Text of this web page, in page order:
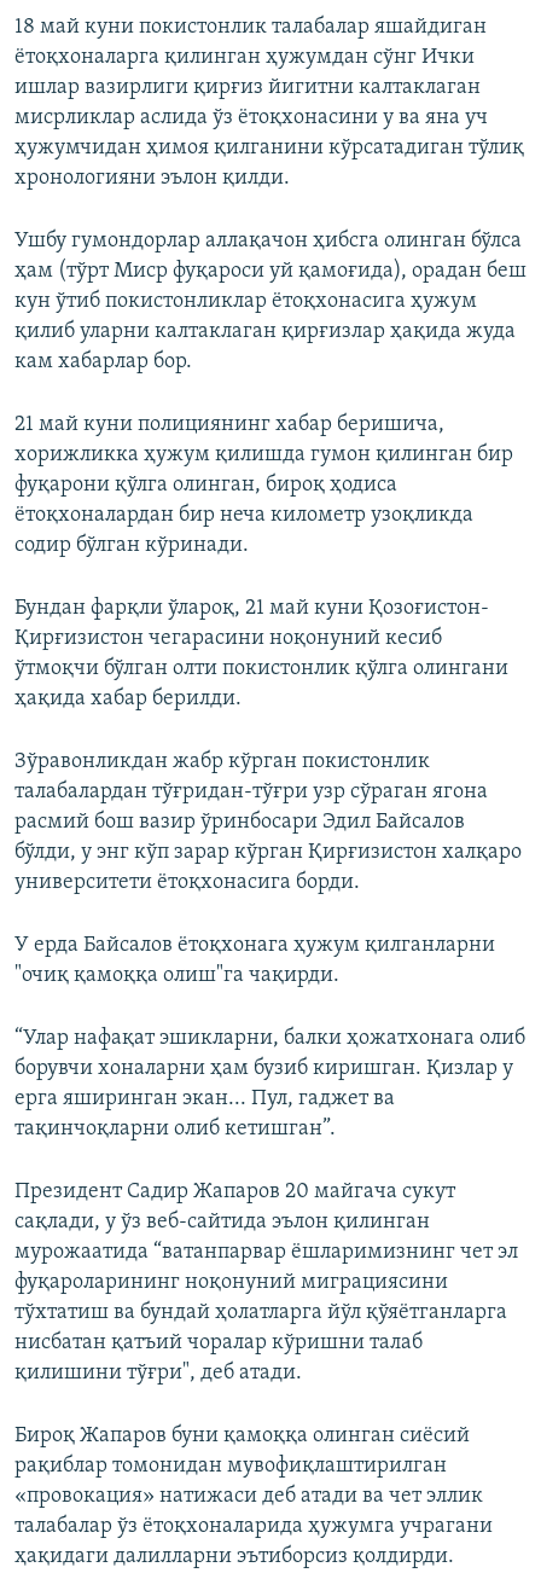
18 май куни покистонлик талабалар яшайдиган
ётоқхоналарга қилинган ҳужумдан сўнг Ички
ишлар вазирлиги қирғиз йигитни калтаклаган
мисрликлар аслида ўз ётоқхонасини у ва яна уч
ҳужумчидан ҳимоя қилганини кўрсатадиган тўлиқ
хронологияни эълон қилди.
Ушбу гумондорлар аллақачон ҳибсга олинган бўлса
ҳам (тўрт Миср фуқароси уй қамоғида), орадан беш
кун ўтиб покистонликлар ётоқхонасига ҳужум
қилиб уларни калтаклаган қирғизлар ҳақида жуда
кам хабарлар бор.
21 май куни полициянинг хабар беришича,
хорижликка ҳужум қилишда гумон қилинган бир
фуқарони қўлга олинган, бироқ ҳодиса
ётоқхоналардан бир неча километр узоқликда
содир бўлган кўринади.
Бундан фарқли ўлароқ, 21 май куни Қозоғистон-
Қирғизистон чегарасини ноқонуний кесиб
ўтмоқчи бўлган олти покистонлик қўлга олингани
ҳақида хабар берилди.
Зўравонликдан жабр кўрган покистонлик
талабалардан тўғридан-тўғри узр сўраган ягона
расмий бош вазир ўринбосари Эдил Байсалов
бўлди, у энг кўп зарар кўрган Қирғизистон халқаро
университети ётоқхонасига борди.
У ерда Байсалов ётоқхонага ҳужум қилганларни
"очиқ қамоққа олиш"га чақирди.
“Улар нафақат эшикларни, балки ҳожатхонага олиб
борувчи хоналарни ҳам бузиб киришган. Қизлар у
ерга яширинган экан... Пул, гаджет ва
тақинчоқларни олиб кетишган”.
Президент Садир Жапаров 20 майгача сукут
сақлади, у ўз веб-сайтида эълон қилинган
мурожаатида “ватанпарвар ёшларимизнинг чет эл
фуқароларининг ноқонуний миграциясини
тўхтатиш ва бундай ҳолатларга йўл қўяётганларга
нисбатан қатъий чоралар кўришни талаб
қилишини тўғри", деб атади.
Бироқ Жапаров буни қамоққа олинган сиёсий
рақиблар томонидан мувофиқлаштирилган
«провокация» натижаси деб атади ва чет эллик
талабалар ўз ётоқхоналарида ҳужумга учрагани
ҳақидаги далилларни эътиборсиз қолдирди.